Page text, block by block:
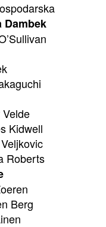
Dambek
Kidwell
Roberts
Berg